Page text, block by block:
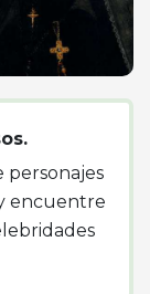
personajes
encuentre